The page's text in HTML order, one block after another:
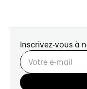
Inscrivez-vous à